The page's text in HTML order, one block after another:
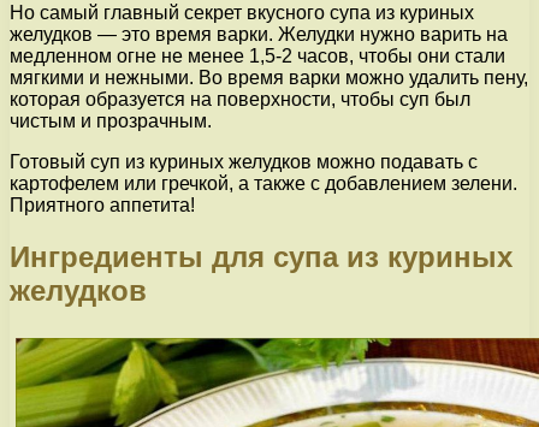
Но самый главный секрет вкусного супа из куриных
желудков — это время варки. Желудки нужно варить на
медленном огне не менее 1,5-2 часов, чтобы они стали
мягкими и нежными. Во время варки можно удалить пену,
которая образуется на поверхности, чтобы суп был
чистым и прозрачным.
Готовый суп из куриных желудков можно подавать с
картофелем или гречкой, а также с добавлением зелени.
Приятного аппетита!
Ингредиенты для супа из куриных
желудков